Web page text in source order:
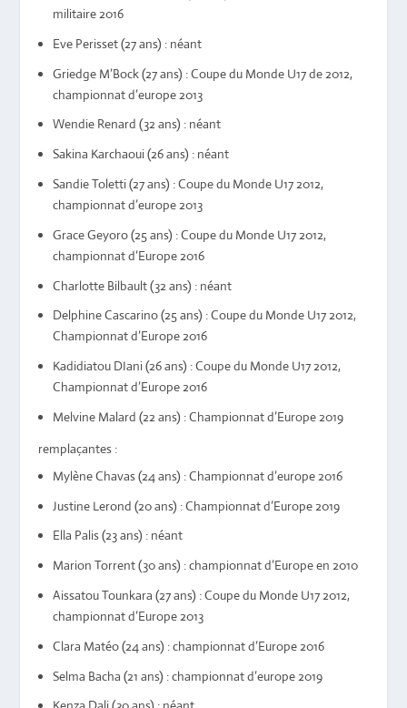
militaire 2016
Eve Perisset (27 ans) : néant
Griedge M’Bock (27 ans) : Coupe du Monde U17 de 2012,
championnat d’europe 2013
Wendie Renard (32 ans) : néant
Sakina Karchaoui (26 ans) : néant
Sandie Toletti (27 ans) : Coupe du Monde U17 2012,
championnat d’europe 2013
Grace Geyoro (25 ans) : Coupe du Monde U17 2012,
championnat d’Europe 2016
Charlotte Bilbault (32 ans) : néant
Delphine Cascarino (25 ans) : Coupe du Monde U17 2012,
Championnat d’Europe 2016
Kadidiatou DIani (26 ans) : Coupe du Monde U17 2012,
Championnat d’Europe 2016
Melvine Malard (22 ans) : Championnat d’Europe 2019
remplaçantes :
Mylène Chavas (24 ans) : Championnat d’europe 2016
Justine Lerond (20 ans) : Championnat d’Europe 2019
Ella Palis (23 ans) : néant
Marion Torrent (30 ans) : championnat d’Europe en 2010
Aissatou Tounkara (27 ans) : Coupe du Monde U17 2012,
championnat d’Europe 2013
Clara Matéo (24 ans) : championnat d’Europe 2016
Selma Bacha (21 ans) : championnat d’europe 2019